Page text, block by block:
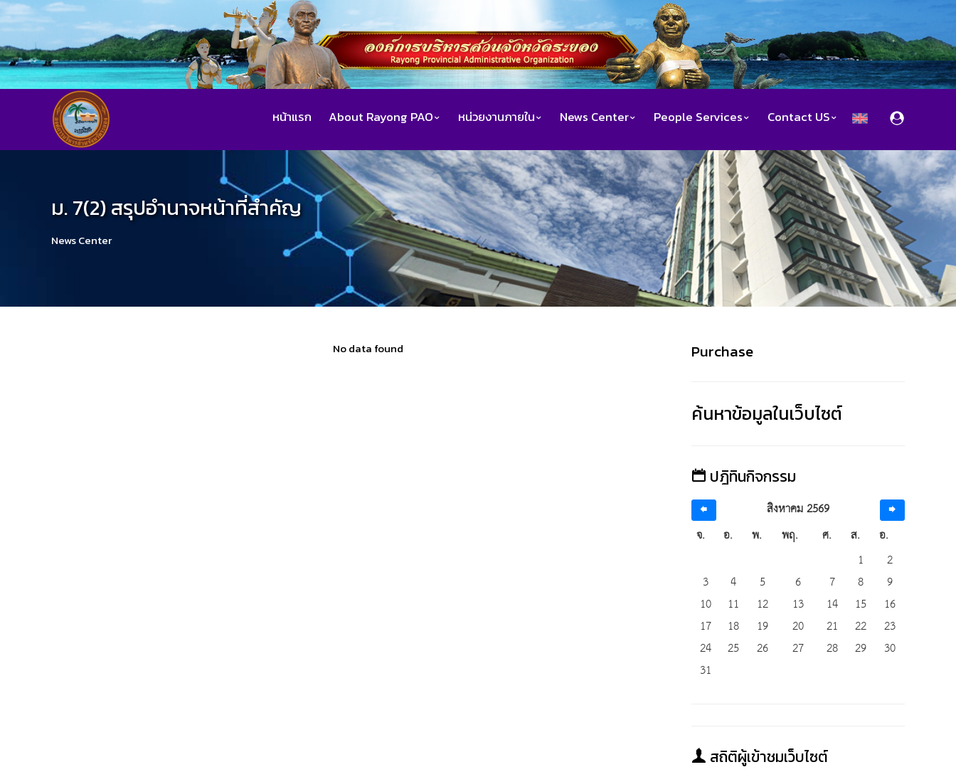
หน้าแรก About Rayong PAO หน่วยงานภายใน News Center People Services Contact US
ม. 7(2) สรุปอำนาจหน้าที่สำคัญ
News Center
No data found Purchase
ค้นหาข้อมูลในเว็บไซต์
ปฎิทินกิจกรรม
สิงหาคม 2569
จ.
อ. พ. พฤ. ศ. ส.
อ.
1
2
3
4 5 6 7 8
9
10
11 12 13 14 15
16
17
18 19 20 21 22
23
24
25 26 27 28 29
30
31
สถิติผู้เข้าชมเว็บไซต์